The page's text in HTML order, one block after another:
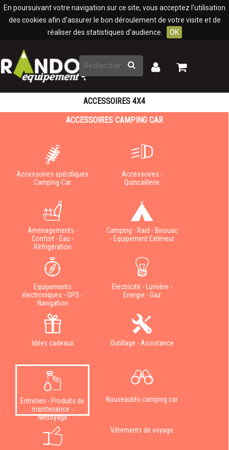
En poursuivant votre navigation sur ce site, vous acceptez l'utilisation
des cookies afin d'assurer le bon déroulement de votre visite et de
réaliser des statistiques d'audience.
OK
Rechercher
Mon
Mon
ACCESSOIRES 4X4
ACCESSOIRES CAMPING CAR
Accessoires spécifiques
Camping-Car
Accessoires -
Quincaillerie
Aménagements -
Confort - Eau -
Réfrigération
Camping - Raid - Bivouac
- Equipement Extérieur
Equipements
électroniques - GPS -
Navigation
Electricité - Lumière -
Energie - Gaz
Idées cadeaux Outillage - Assistance
Entretien - Produits de
maintenance -
Nettoyage
Nouveautés camping car
Vêtements de voyage
Panneau de gestion des cookies